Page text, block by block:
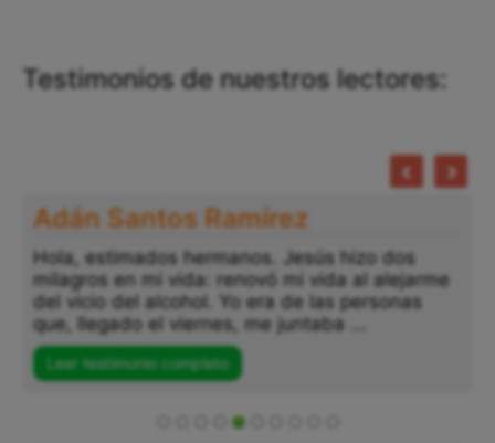
Testimonios de nuestros lectores:
Adán Santos Ramírez
Hola, estimados hermanos. Jesús hizo dos
milagros en mi vida: renovó mi vida al alejarme
del vicio del alcohol. Yo era de las personas
que, llegado el viernes, me juntaba ...
Leer testimonio completo